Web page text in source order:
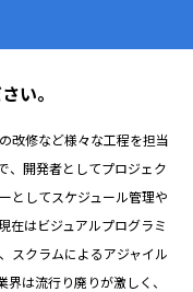
い。
改修など様々な工程を担当
、開発者としてプロジェク
としてスケジュール管理や
在はビジュアルプログラミ
スクラムによるアジャイル
は流行り廃りが激しく、